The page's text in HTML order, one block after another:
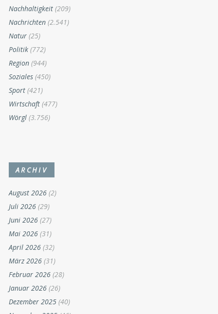
Nachhaltigkeit (209)
Nachrichten (2.541)
Natur (25)
Politik (772)
Region (944)
Soziales (450)
Sport (421)
Wirtschaft (477)
Wörgl (3.756)
ARCHIV
August 2026 (2)
Juli 2026 (29)
Juni 2026 (27)
Mai 2026 (31)
April 2026 (32)
März 2026 (31)
Februar 2026 (28)
Januar 2026 (26)
Dezember 2025 (40)